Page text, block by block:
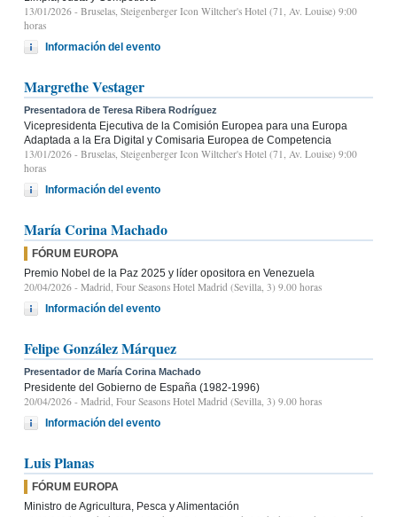
13/01/2026 - Bruselas, Steigenberger Icon Wiltcher's Hotel (71, Av. Louise) 9:00
horas
Información del evento
Margrethe Vestager
Presentadora de Teresa Ribera Rodríguez
Vicepresidenta Ejecutiva de la Comisión Europea para una Europa
Adaptada a la Era Digital y Comisaria Europea de Competencia
13/01/2026 - Bruselas, Steigenberger Icon Wiltcher's Hotel (71, Av. Louise) 9:00
horas
Información del evento
María Corina Machado
FÓRUM EUROPA
Premio Nobel de la Paz 2025 y líder opositora en Venezuela
20/04/2026 - Madrid, Four Seasons Hotel Madrid (Sevilla, 3) 9.00 horas
Información del evento
Felipe González Márquez
Presentador de María Corina Machado
Presidente del Gobierno de España (1982-1996)
20/04/2026 - Madrid, Four Seasons Hotel Madrid (Sevilla, 3) 9.00 horas
Información del evento
Luis Planas
FÓRUM EUROPA
Ministro de Agricultura, Pesca y Alimentación